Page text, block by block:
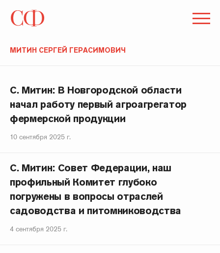
МИТИН СЕРГЕЙ ГЕРАСИМОВИЧ
С. Митин: В Новгородской области
начал работу первый агроагрегатор
фермерской продукции
10 сентября 2025 г.
С. Митин: Совет Федерации, наш
профильный Комитет глубоко
погружены в вопросы отраслей
садоводства и питомниководства
4 сентября 2025 г.